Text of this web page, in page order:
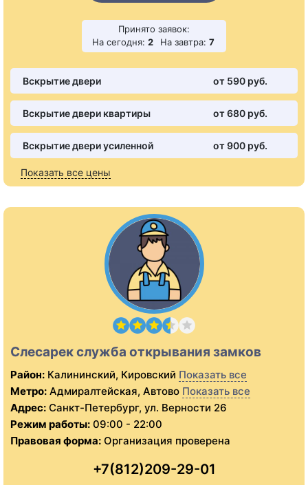
Принято заявок:
На сегодня: 2 На завтра: 7
Вскрытие двери от 590 pуб.
Вскрытие двери квартиры от 680 pуб.
Вскрытие двери усиленной от 900 pуб.
Показать все цены
Слесарек служба открывания замков
Район: Калининский, Кировский Показать все
Метро: Адмиралтейская, Автово Показать все
Адрес: Санкт-Петербург, ул. Верности 26
Режим работы: 09:00 - 22:00
Правовая форма: Организация проверена
+7(812)209-29-01